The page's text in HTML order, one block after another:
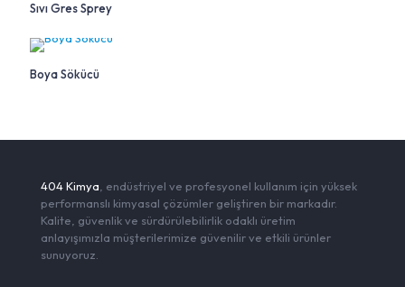
Sıvı Gres Sprey
Boya Sökücü
404 Kimya , endüstriyel ve profesyonel kullanım için yüksek
performanslı kimyasal çözümler geliştiren bir markadır.
Kalite, güvenlik ve sürdürülebilirlik odaklı üretim
anlayışımızla müşterilerimize güvenilir ve etkili ürünler
sunuyoruz.